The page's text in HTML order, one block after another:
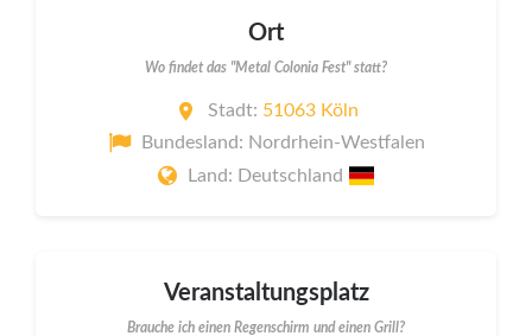
Ort
Wo findet das "Metal Colonia Fest" statt?
Stadt: 51063 Köln
Bundesland: Nordrhein-Westfalen
Land: Deutschland
Veranstaltungsplatz
Brauche ich einen Regenschirm und einen Grill?